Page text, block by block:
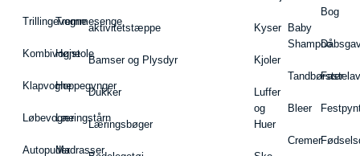
Trillingevogne
Kombivogne
Klapvogne
Løbevogne
Autopuder
Tremmesenge
Højstole
Hoppegynger
Læringstårn
Madrasser
aktivitetstæppe
Bamser og Plysdyr
Dukker
Læringsbøger
Kyser
Kjoler
Luffer
og
Huer
Baby
Shampoo
Tandbørster
Bleer
Cremer
Bog